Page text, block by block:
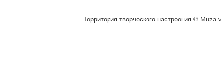
Территория творческого настроения ©